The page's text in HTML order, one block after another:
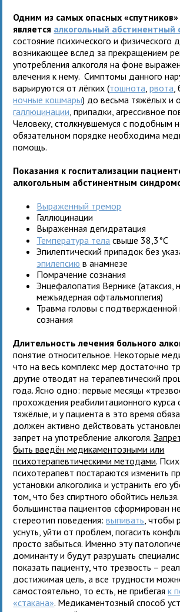
Одним из самых опасных «спутников»
является алкогольный абстинентный
состояние психического и физического
возникающее вслед за прекращением
употребления алкоголя на фоне
влечения к нему. Симптомы данного
варьируются от лёгких (тошнота ,рвота
ночные кошмары) до весьма тяжёлых и
галлюцинации , припадки, агрессивное
Человеку, столкнувшемуся с подобным
обязательном порядке необходима
помощь.
Показания к госпитализации
алкогольным абстинентным
Выраженный тремор
Галлюцинации
Выраженная дегидратация
Температура тела свыше 38,3°C
Эпилептический припадок без
эпилепсию в анамнезе
Помрачение сознания
Энцефалопатия Вернике (атаксия,
межъядерная офтальмоплегия)
Травма головы с подтвержденной
сознания
Длительность лечения больного
понятие относительное. Некоторые
что на весь комплекс мер достаточно
другие отводят на терапевтический
года. Ясно одно: первые месяцы
прохождения реабилитационного курса
тяжёлые, и у пациента в это время
должен активно действовать
запрет на употребление алкоголя.
быть введён медикаментозными или
психотерапевтическими методами.
психотерапевт постараются изменить
установки алкоголика и устранить его
том, что без спиртного обойтись
большинства пациентов сформирован
стереотип поведения:выпивать , чтобы
уснуть, уйти от проблем, погасить
просто забыться. Именно эту
доминанту и будут разрушать
показать пациенту, что трезвость –
достижимая цель, а все трудности
самостоятельно, то есть, не прибегаяк
«стакана». Медикаментозный способ